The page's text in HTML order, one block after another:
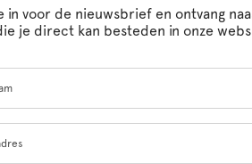
in voor de nieuwsbrief en ontvang
je direct kan besteden in onze